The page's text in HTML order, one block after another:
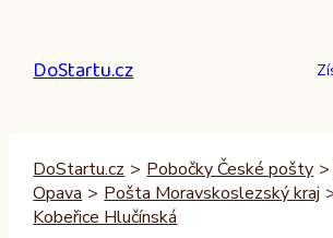
obsah
DoStartu.cz
DoStartu.cz > Pobočky České pošty >
Opava > Pošta Moravskoslezský kraj
Kobeřice Hlučínská